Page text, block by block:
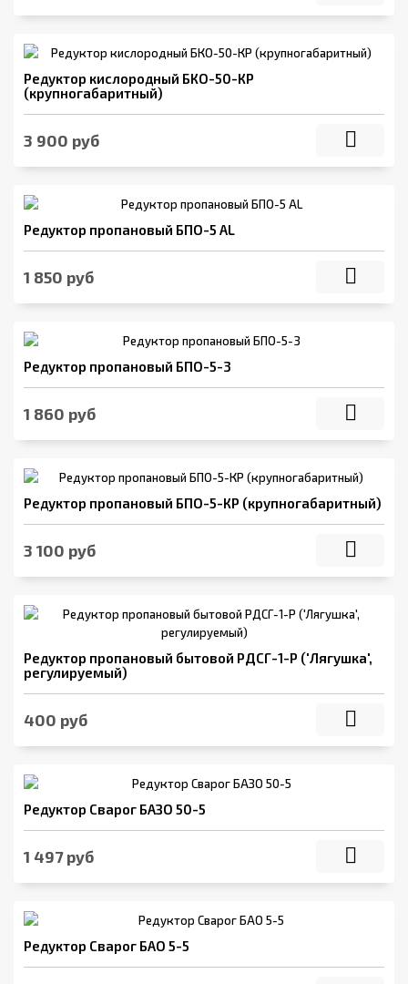
Редуктор кислородный БКО-50-КР
(крупногабаритный)
3 900 руб
Редуктор пропановый БПО-5 AL
1 850 руб
Редуктор пропановый БПО-5-3
1 860 руб
Редуктор пропановый БПО-5-КР (крупногабаритный)
3 100 руб
Редуктор пропановый бытовой РДСГ-1-Р ('Лягушка',
регулируемый)
400 руб
Редуктор Сварог БАЗО 50-5
1 497 руб
Редуктор Сварог БАО 5-5